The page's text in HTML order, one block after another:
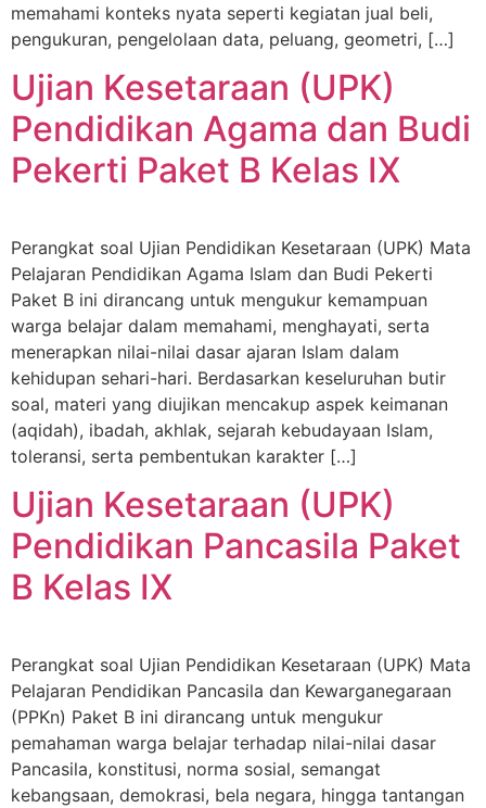
memahami konteks nyata seperti kegiatan jual beli,
pengukuran, pengelolaan data, peluang, geometri, […]
Ujian Kesetaraan (UPK)
Pendidikan Agama dan Budi
Pekerti Paket B Kelas IX
Perangkat soal Ujian Pendidikan Kesetaraan (UPK) Mata
Pelajaran Pendidikan Agama Islam dan Budi Pekerti
Paket B ini dirancang untuk mengukur kemampuan
warga belajar dalam memahami, menghayati, serta
menerapkan nilai-nilai dasar ajaran Islam dalam
kehidupan sehari-hari. Berdasarkan keseluruhan butir
soal, materi yang diujikan mencakup aspek keimanan
(aqidah), ibadah, akhlak, sejarah kebudayaan Islam,
toleransi, serta pembentukan karakter […]
Ujian Kesetaraan (UPK)
Pendidikan Pancasila Paket
B Kelas IX
Perangkat soal Ujian Pendidikan Kesetaraan (UPK) Mata
Pelajaran Pendidikan Pancasila dan Kewarganegaraan
(PPKn) Paket B ini dirancang untuk mengukur
pemahaman warga belajar terhadap nilai-nilai dasar
Pancasila, konstitusi, norma sosial, semangat
kebangsaan, demokrasi, bela negara, hingga tantangan